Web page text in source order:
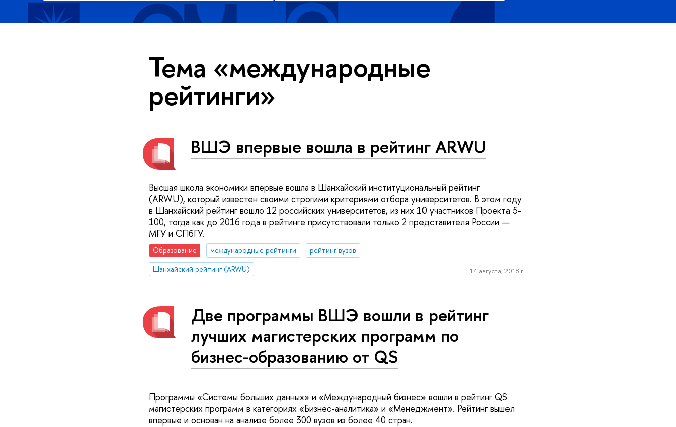
Тема «международные
рейтинги»
ВШЭ впервые вошла в рейтинг ARWU
Высшая школа экономики впервые вошла в Шанхайский институциональный рейтинг
(ARWU), который известен своими строгими критериями отбора университетов. В этом году
в Шанхайский рейтинг вошло 12 российских университетов, из них 10 участников Проекта 5-
100, тогда как до 2016 года в рейтинге присутствовали только 2 представителя России —
МГУ и СПбГУ.
Образование международные рейтинги
рейтинг вузов
Шанхайский рейтинг (ARWU)
14 августа, 2018 г.
Две программы ВШЭ вошли в рейтинг
лучших магистерских программ по
бизнес-образованию от QS
Программы «Системы больших данных» и «Международный бизнес» вошли в рейтинг QS
магистерских программ в категориях «Бизнес-аналитика» и «Менеджмент». Рейтинг вышел
впервые и основан на анализе более 300 вузов из более 40 стран.